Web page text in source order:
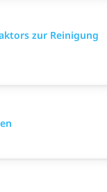
zur Reinigung